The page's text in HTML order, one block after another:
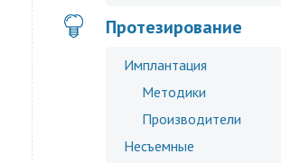
Протезирование
Имплантация
Методики
Производители
Несъемные